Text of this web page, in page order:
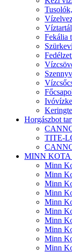
Fekália
Horgászbot
TITE-
MINN KOTA
Minn
Minn
Minn
Minn
Minn
Minn
Minn
Minn
Minn
Minn